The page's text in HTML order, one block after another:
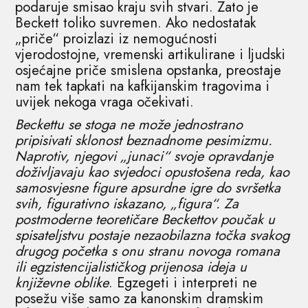
podaruje smisao kraju svih stvari. Zato je
Beckett toliko suvremen. Ako nedostatak
„priče“ proizlazi iz nemogućnosti
vjerodostojne, vremenski artikulirane i ljudski
osjećajne priče smislena opstanka, preostaje
nam tek tapkati na kafkijanskim tragovima i
uvijek nekoga vraga očekivati.
Beckettu se stoga ne može jednostrano
pripisivati sklonost beznadnome pesimizmu.
Naprotiv, njegovi „junaci“ svoje opravdanje
doživljavaju kao svjedoci opustošena reda, kao
samosvjesne figure apsurdne igre do svršetka
svih, figurativno iskazano, „figura“. Za
postmoderne teoretičare Beckettov poučak u
spisateljstvu postaje nezaobilazna točka svakog
drugog početka s onu stranu novoga romana
ili egzistencijalističkog prijenosa ideja u
književne oblike. Egzegeti i interpreti ne
posežu više samo za kanonskim dramskim